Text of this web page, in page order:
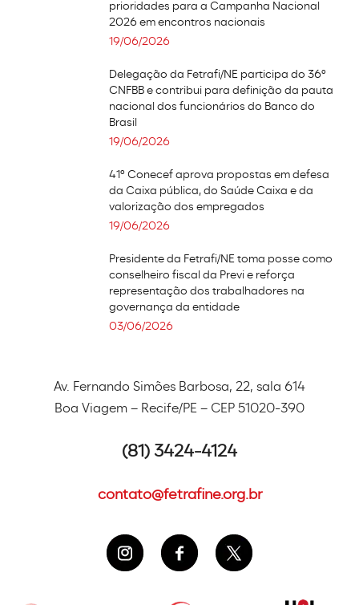
prioridades para a Campanha Nacional
2026 em encontros nacionais
19/06/2026
Delegação da Fetrafi/NE participa do 36º
CNFBB e contribui para definição da pauta
nacional dos funcionários do Banco do
Brasil
19/06/2026
41º Conecef aprova propostas em defesa
da Caixa pública, do Saúde Caixa e da
valorização dos empregados
19/06/2026
Presidente da Fetrafi/NE toma posse como
conselheiro fiscal da Previ e reforça
representação dos trabalhadores na
governança da entidade
03/06/2026
Av. Fernando Simões Barbosa, 22, sala 614
Boa Viagem – Recife/PE – CEP 51020-390
(81) 3424-4124
contato@fetrafine.org.br